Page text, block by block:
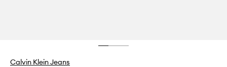
Calvin Klein Jeans